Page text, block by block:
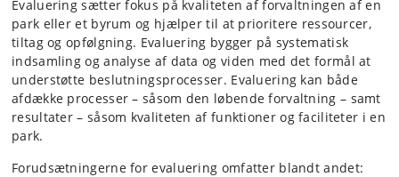
Evaluering sætter fokus på kvaliteten af forvaltningen af en
park eller et byrum og hjælper til at prioritere ressourcer,
tiltag og opfølgning. Evaluering bygger på systematisk
indsamling og analyse af data og viden med det formål at
understøtte beslutningsprocesser. Evaluering kan både
afdække processer – såsom den løbende forvaltning – samt
resultater – såsom kvaliteten af funktioner og faciliteter i en
park.
Forudsætningerne for evaluering omfatter blandt andet: